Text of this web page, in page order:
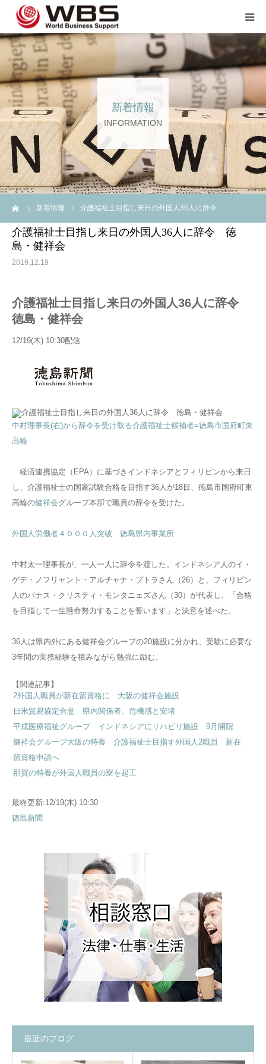
新着情報
INFORMATION
新着情報 介護福祉士目指し来日の外国人36人に辞令…
介護福祉士目指し来日の外国人36人に辞令 徳
島・健祥会
2019.12.19
介護福祉士目指し来日の外国人36人に辞令
徳島・健祥会
12/19(木) 10:30配信
中村理事長(右)から辞令を受け取る介護福祉士候補者=徳島市国府町東
高輪
経済連携協定（EPA）に基づきインドネシアとフィリピンから来日
し、介護福祉士の国家試験合格を目指す36人が18日、徳島市国府町東
高輪の健祥会グループ本部で職員の辞令を受けた。
外国人労働者４０００人突破 徳島県内事業所
中村太一理事長が、一人一人に辞令を渡した。インドネシア人のイ・
ゲデ・ノフリャント・アルチャナ・プトラさん（26）と、フィリピン
人のバナス・クリスティ・モンタニェズさん（30）が代表し、「合格
を目指して一生懸命努力することを誓います」と決意を述べた。
36人は県内外にある健祥会グループの20施設に分かれ、受験に必要な
3年間の実務経験を積みながら勉強に励む。
【関連記事】
2外国人職員が新在留資格に 大阪の健祥会施設
日米貿易協定合意 県内関係者、危機感と安堵
平成医療福祉グループ インドネシアにリハビリ施設 9月開院
健祥会グループ大阪の特養 介護福祉士目指す外国人2職員 新在
留資格申請へ
那賀の特養が外国人職員の寮を起工
最終更新:12/19(木) 10:30
徳島新聞
最近のブログ
JP TOP
企業のご担当者の方へ
スタッフ登録の方へ💖💖
企業案内
言語